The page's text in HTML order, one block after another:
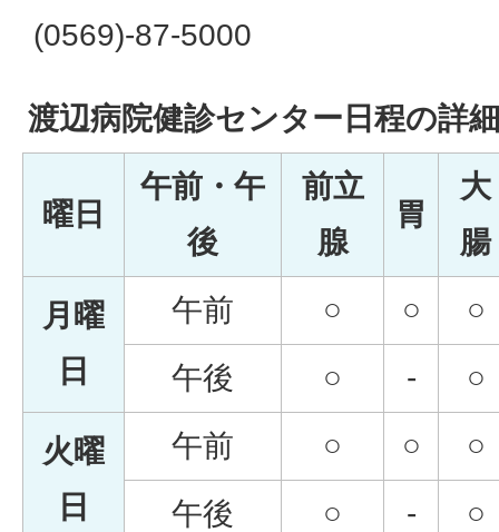
(0569)-87-5000
渡辺病院健診センター日程の詳細
曜日
午前・午
後
前立
腺
胃
大
腸
月曜
日
午前 ○ ○
○
午後
○ - ○
火曜
日
午前 ○ ○
○
午後
○ - ○